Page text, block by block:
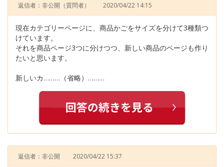
返信者：非公開 （質問者） 2020/04/22 14:15
現在カテゴリーページに、商品かごをサイズを分けて3種類つ
けています。
それを商品ページ3つに分けつつ、新しい商品のページも作り
たいと思います。
新しいカ………（省略）………
返信者：非公開 2020/04/22 15:37